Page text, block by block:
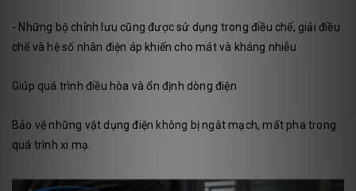
- Những bộ chỉnh lưu cũng được sử dụng trong điều chế, giải điều
chế và hệ số nhân điện áp khiến cho mát và kháng nhiễu
Giúp quá trình điều hòa và ổn định dòng điện
Bảo vệ những vật dụng điện không bị ngắt mạch, mất pha trong
quá trình xi mạ.